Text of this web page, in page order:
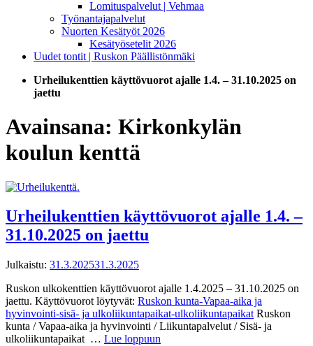
Lomituspalvelut | Vehmaa
Työnantajapalvelut
Nuorten Kesätyöt 2026
Kesätyösetelit 2026
Uudet tontit | Ruskon Päällistönmäki
Urheilukenttien käyttövuorot ajalle 1.4. – 31.10.2025 on
jaettu
Avainsana: Kirkonkylän
koulun kenttä
Urheilukenttien käyttövuorot ajalle 1.4. –
31.10.2025 on jaettu
Julkaistu: 31.3.202531.3.2025
Ruskon ulkokenttien käyttövuorot ajalle 1.4.2025 – 31.10.2025 on
jaettu. Käyttövuorot löytyvät: Ruskon kunta-Vapaa-aika ja
hyvinvointi-sisä- ja ulkoliikuntapaikat-ulkoliikuntapaikat Ruskon
kunta / Vapaa-aika ja hyvinvointi / Liikuntapalvelut / Sisä- ja
ulkoliikuntapaikat … Lue loppuun